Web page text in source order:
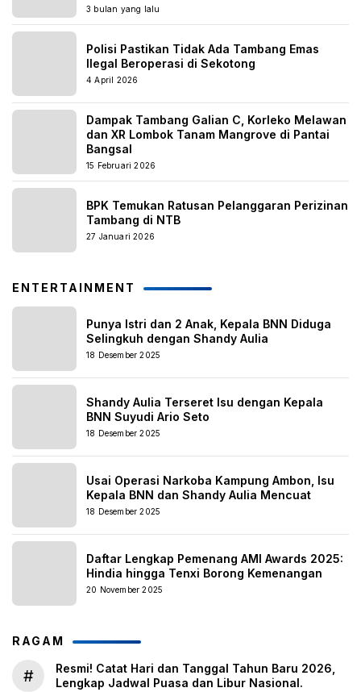
3 bulan yang lalu
Polisi Pastikan Tidak Ada Tambang Emas
Ilegal Beroperasi di Sekotong
4 April 2026
Dampak Tambang Galian C, Korleko Melawan
dan XR Lombok Tanam Mangrove di Pantai
Bangsal
15 Februari 2026
BPK Temukan Ratusan Pelanggaran Perizinan
Tambang di NTB
27 Januari 2026
ENTERTAINMENT
Punya Istri dan 2 Anak, Kepala BNN Diduga
Selingkuh dengan Shandy Aulia
18 Desember 2025
Shandy Aulia Terseret Isu dengan Kepala
BNN Suyudi Ario Seto
18 Desember 2025
Usai Operasi Narkoba Kampung Ambon, Isu
Kepala BNN dan Shandy Aulia Mencuat
18 Desember 2025
Daftar Lengkap Pemenang AMI Awards 2025:
Hindia hingga Tenxi Borong Kemenangan
20 November 2025
RAGAM
#
Resmi! Catat Hari dan Tanggal Tahun Baru 2026,
Lengkap Jadwal Puasa dan Libur Nasional.